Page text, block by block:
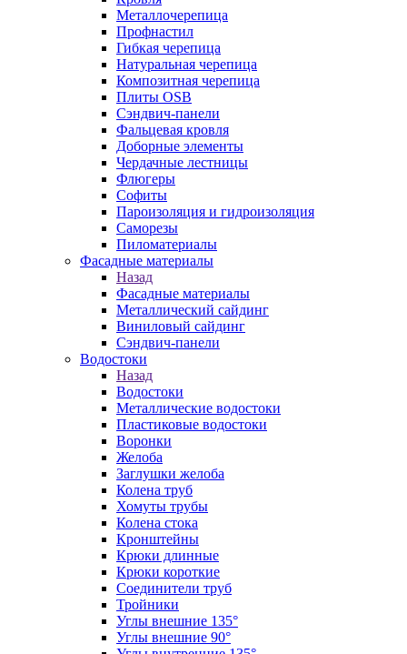
Металлочерепица
Профнастил
Гибкая черепица
Натуральная черепица
Композитная черепица
Плиты OSB
Сэндвич-панели
Фальцевая кровля
Доборные элементы
Чердачные лестницы
Флюгеры
Софиты
Пароизоляция и гидроизоляция
Саморезы
Пиломатериалы
Фасадные материалы
Назад
Фасадные материалы
Металлический сайдинг
Виниловый сайдинг
Сэндвич-панели
Водостоки
Назад
Водостоки
Металлические водостоки
Пластиковые водостоки
Воронки
Желоба
Заглушки желоба
Колена труб
Хомуты трубы
Колена стока
Кронштейны
Крюки длинные
Крюки короткие
Соединители труб
Тройники
Углы внешние 135°
Углы внешние 90°